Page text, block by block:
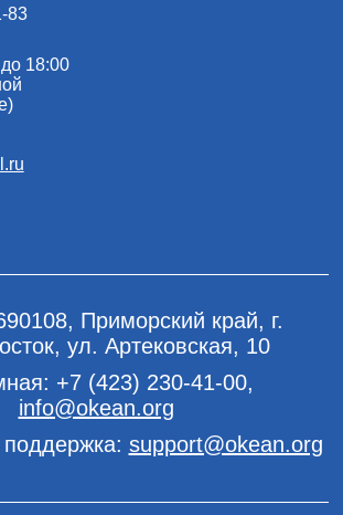
83
18:00
Приморский край, г.
ул. Артековская, 10
+7 (423) 230-41-00,
info@okean.org
поддержка: support@okean.org